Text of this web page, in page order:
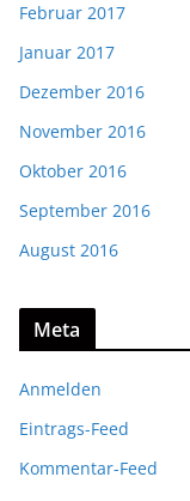
Februar 2017
Januar 2017
Dezember 2016
November 2016
Oktober 2016
September 2016
August 2016
Meta
Anmelden
Eintrags-Feed
Kommentar-Feed